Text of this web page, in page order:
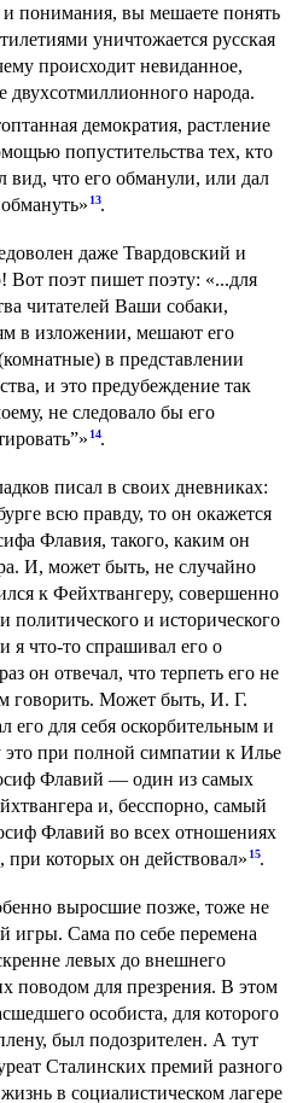
понимания, вы мешаете понять
уничтожается русская
происходит невиданное,
двухсотмиллионного народа.
демократия, растление
попустительства тех, кто
вид, что его обманули, или дал
13.
даже Твардовский и
Вот поэт пишет поэту: «...для
читателей Ваши собаки,
в изложении, мешают его
в представлении
и это предубеждение так
не следовало бы его
14.
писал в своих дневниках:
всю правду, то он окажется
Флавия, такого, каким он
И, может быть, не случайно
к Фейхтвангеру, совершенно
политического и исторического
я что-то спрашивал его о
он отвечал, что терпеть его не
говорить. Может быть, И. Г.
его для себя оскорбительным и
при полной симпатии к Илье
Флавий — один из самых
и, бесспорно, самый
Флавий во всех отношениях
которых он действовал» 15.
выросшие позже, тоже не
игры. Сама по себе перемена
левых до внешнего
поводом для презрения. В этом
особиста, для которого
был подозрителен. А тут
Сталинских премий разного
в социалистическом лагере